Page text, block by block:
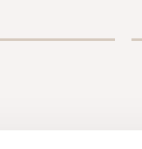
даты, числа
с переводом уже